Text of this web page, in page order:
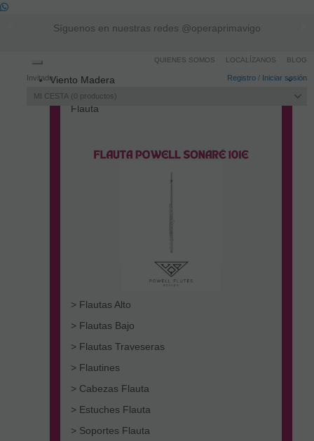
Síguenos en nuestras redes @operaprimavigo
Invitado Registro / Iniciar sesión
MI CESTA 0 productos
QUIENES SOMOS LOCALÍZANOS BLOG
navigation
Viento Madera
Flauta
> Flautas Alto
> Flautas Bajo
> Flautas Traveseras
> Flautines
> Cabezas Flauta
> Estuches Flauta
> Soportes Flauta